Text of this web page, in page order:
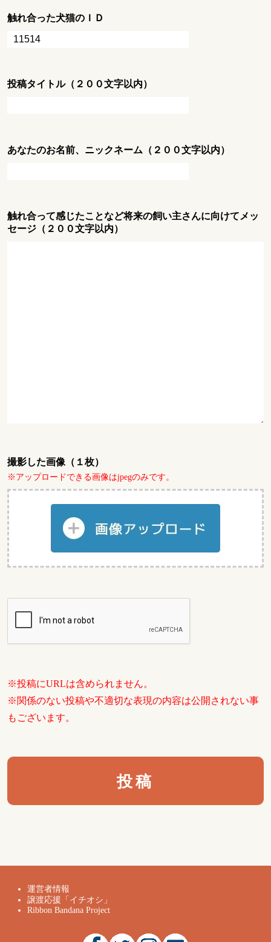
触れ合った犬猫のＩＤ
投稿タイトル（２００文字以内）
あなたのお名前、ニックネーム（２００文字以内）
触れ合って感じたことなど将来の飼い主さんに向けてメッ
セージ（２００文字以内）
撮影した画像（１枚）
※アップロードできる画像はjpegのみです。
※投稿にURLは含められません。
※関係のない投稿や不適切な表現の内容は公開されない事
もございます。
運営者情報
譲渡応援「イチオシ」
Ribbon Bandana Project